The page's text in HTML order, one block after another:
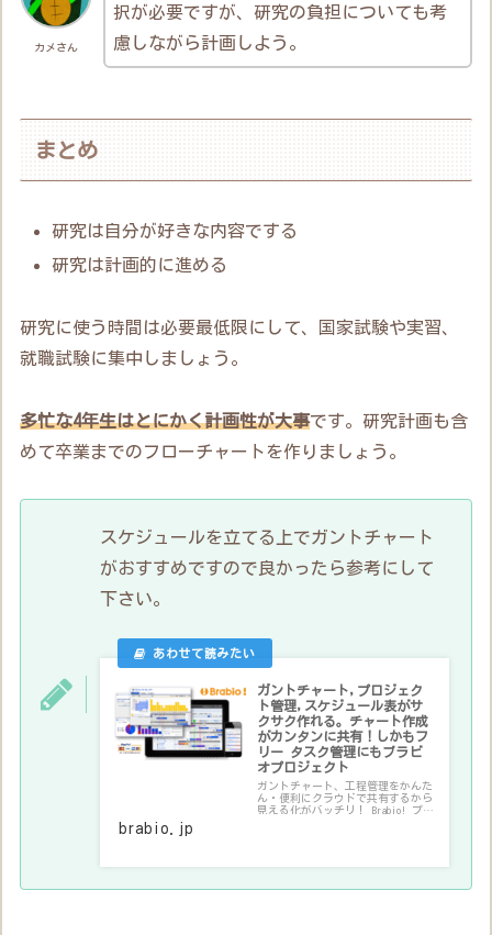
カメさん
択が必要ですが、研究の負担についても考
慮しながら計画しよう。
まとめ
研究は自分が好きな内容でする
研究は計画的に進める
研究に使う時間は必要最低限にして、国家試験や実習、
就職試験に集中しましょう。
多忙な4年生はとにかく計画性が大事です。研究計画も含
めて卒業までのフローチャートを作りましょう。
スケジュールを立てる上でガントチャート
がおすすめですので良かったら参考にして
下さい。
ガントチャート,プロジェク
ト管理,スケジュール表がサ
クサク作れる。チャート作成
がカンタンに共有！しかもフ
リー タスク管理にもブラビ
オプロジェクト
ガントチャート、工程管理をかんた
ん・便利にクラウドで共有するから
見える化がバッチリ！ Brabio! プロ
brabio.jp